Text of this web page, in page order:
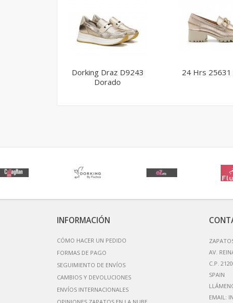
Dorking Draz D9243
Dorado
24 Hrs 25631
INFORMACIÓN
CÓMO HACER UN PEDIDO
FORMAS DE PAGO
SEGUIMIENTO DE ENVÍOS
CAMBIOS Y DEVOLUCIONES
ENVÍOS INTERNACIONALES
AV.
C.P.
EMAIL: